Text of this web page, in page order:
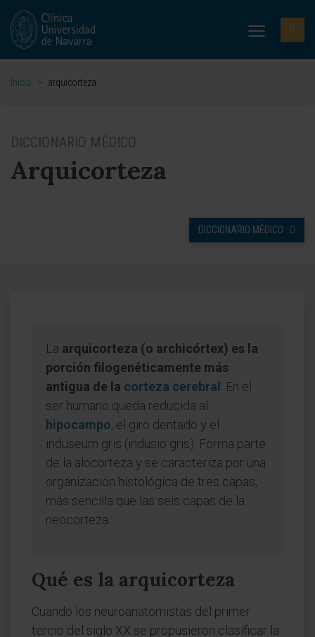
Inicio > arquicorteza
DICCIONARIO MÉDICO
Arquicorteza
DICCIONARIO MÉDICO
La arquicorteza (o archicórtex) es la
porción filogenéticamente más
antigua de la corteza cerebral
. En el
ser humano queda reducida al
hipocampo, el giro dentado y el
induseum gris (indusio gris). Forma parte
de la alocorteza y se caracteriza por una
organización histológica de tres capas,
más sencilla que las seis capas de la
neocorteza.
Qué es la arquicorteza
Cuando los neuroanatomistas del primer
tercio del siglo XX se propusieron clasificar la